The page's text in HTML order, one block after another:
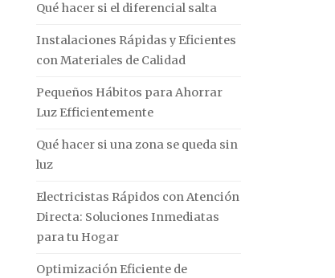
Qué hacer si el diferencial salta
Instalaciones Rápidas y Eficientes
con Materiales de Calidad
Pequeños Hábitos para Ahorrar
Luz Efficientemente
Qué hacer si una zona se queda sin
luz
Electricistas Rápidos con Atención
Directa: Soluciones Inmediatas
para tu Hogar
Optimización Eficiente de